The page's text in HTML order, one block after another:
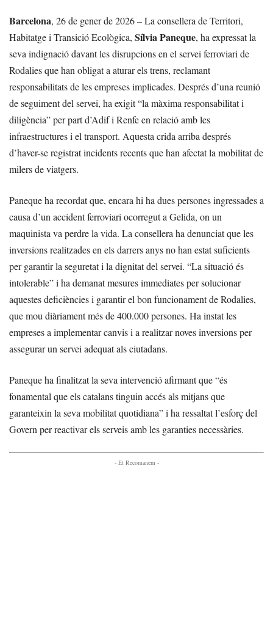
Barcelona, 26 de gener de 2026 – La consellera de Territori,
Habitatge i Transició Ecològica, Sílvia Paneque, ha expressat la
seva indignació davant les disrupcions en el servei ferroviari de
Rodalies que han obligat a aturar els trens, reclamant
responsabilitats de les empreses implicades. Després d’una reunió
de seguiment del servei, ha exigit “la màxima responsabilitat i
diligència” per part d’Adif i Renfe en relació amb les
infraestructures i el transport. Aquesta crida arriba després
d’haver-se registrat incidents recents que han afectat la mobilitat de
milers de viatgers.
Paneque ha recordat que, encara hi ha dues persones ingressades a
causa d’un accident ferroviari ocorregut a Gelida, on un
maquinista va perdre la vida. La consellera ha denunciat que les
inversions realitzades en els darrers anys no han estat suficients
per garantir la seguretat i la dignitat del servei. “La situació és
intolerable” i ha demanat mesures immediates per solucionar
aquestes deficiències i garantir el bon funcionament de Rodalies,
que mou diàriament més de 400.000 persones. Ha instat les
empreses a implementar canvis i a realitzar noves inversions per
assegurar un servei adequat als ciutadans.
Paneque ha finalitzat la seva intervenció afirmant que “és
fonamental que els catalans tinguin accés als mitjans que
garanteixin la seva mobilitat quotidiana” i ha ressaltat l’esforç del
Govern per reactivar els serveis amb les garanties necessàries.
- Et Recomanem -